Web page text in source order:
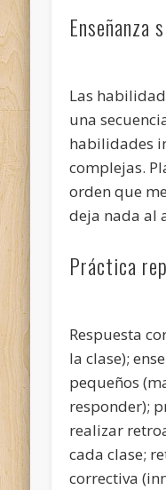
Enseñanza
Las
una
habilidades
complejas.
orden que
deja nada al
Práctica
Respuesta
la clase);
pequeños
responder);
realizar
cada clase;
correctiva